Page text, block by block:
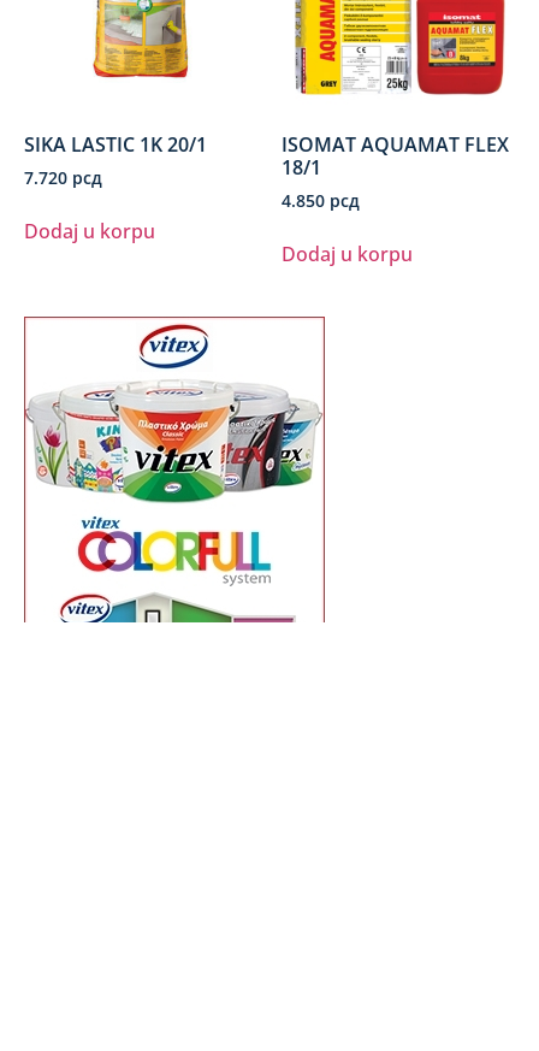
SIKA LASTIC 1K 20/1
7.720 рсд
Dodaj u korpu
ISOMAT AQUAMAT FLEX
18/1
4.850 рсд
Dodaj u korpu